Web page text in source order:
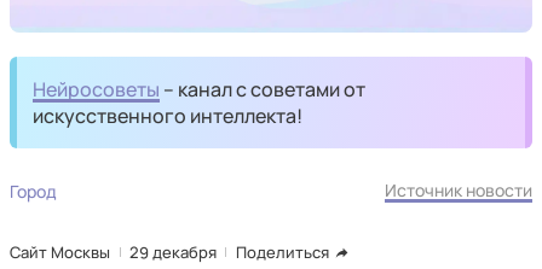
Нейросоветы – канал с советами от
искусственного интеллекта!
Город Источник новости
Сайт Москвы 29 декабря Поделиться